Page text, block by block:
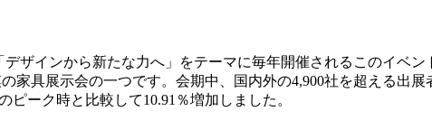
ザインから新たな力へ」をテーマに毎年開催されるこのイベ
具展示会の一つです。会期中、国内外の4,900社を超える出展
ーク時と比較して10.91％増加しました。